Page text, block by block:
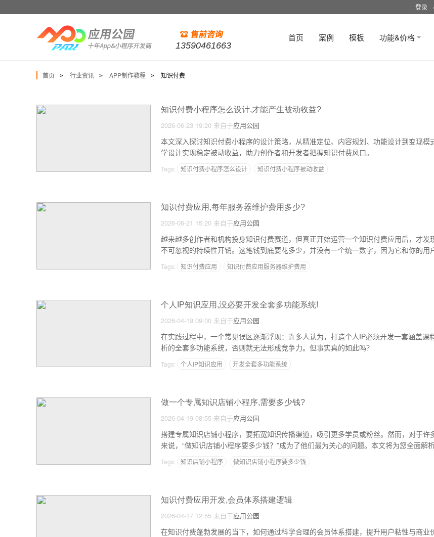
登录
13590461663
首页 案例 模板 功能&价格
首页 > 行业资讯 > APP制作教程 > 知识付费
知识付费小程序怎么设计,才能产生被动收益?
2026-06-23 19:20 来自于应用公园
本文深入探讨知识付费小程序的设计策略，从精准定位、内容规划、功能设计到变现模
学设计实现稳定被动收益，助力创作者和开发者把握知识付费风口。
Tags: 知识付费小程序怎么设计 知识付费小程序被动收益
知识付费应用,每年服务器维护费用多少?
2026-06-21 15:20 来自于应用公园
越来越多创作者和机构投身知识付费赛道，但真正开始运营一个知识付费应用后，才发
不可忽视的持续性开销。这笔钱到底要花多少，并没有一个统一数字，因为它和你的用
杂度紧密挂钩。下面我们来详细拆解。
Tags: 知识付费应用 知识付费应用服务器维护费用
个人IP知识应用,没必要开发全套多功能系统!
2026-04-19 09:00 来自于应用公园
在实践过程中，一个常见误区逐渐浮现：许多人认为，打造个人IP必须开发一套涵盖课
析的全套多功能系统，否则就无法形成竞争力。但事实真的如此吗？
Tags: 个人IP知识应用 开发全套多功能系统
做一个专属知识店铺小程序,需要多少钱?
2026-04-19 08:55 来自于应用公园
搭建专属知识店铺小程序，要拓宽知识传播渠道，吸引更多学员或粉丝。然而，对于许
来说，“做知识店铺小程序要多少钱？”成为了他们最为关心的问题。本文将为您全面解
各项成本，帮助您合理规划预算。
Tags: 知识店铺小程序 做知识店铺小程序要多少钱
知识付费应用开发,会员体系搭建逻辑
2026-04-17 12:55 来自于应用公园
在知识付费蓬勃发展的当下，如何通过科学合理的会员体系搭建，提升用户粘性与商业